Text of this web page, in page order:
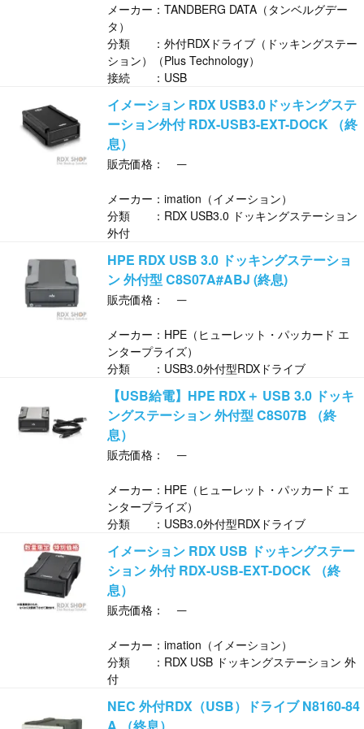
メーカー：TANDBERG DATA（タンベルグデー
タ）
分類 ：外付RDXドライブ（ドッキングステー
ション）（Plus Technology）
接続 ：USB
イメーション RDX USB3.0ドッキングステ
ーション外付 RDX-USB3-EXT-DOCK （終
息）
販売価格： ─
メーカー：imation（イメーション）
分類 ：RDX USB3.0 ドッキングステーション
外付
HPE RDX USB 3.0 ドッキングステーショ
ン 外付型 C8S07A#ABJ (終息)
販売価格： ─
メーカー：HPE（ヒューレット・パッカード エ
ンタープライズ）
分類 ：USB3.0外付型RDXドライブ
【USB給電】HPE RDX＋ USB 3.0 ドッキ
ングステーション 外付型 C8S07B （終
息）
販売価格： ─
メーカー：HPE（ヒューレット・パッカード エ
ンタープライズ）
分類 ：USB3.0外付型RDXドライブ
イメーション RDX USB ドッキングステー
ション 外付 RDX-USB-EXT-DOCK （終
息）
販売価格： ─
メーカー：imation（イメーション）
分類 ：RDX USB ドッキングステーション 外
付
NEC 外付RDX（USB）ドライブ N8160-84